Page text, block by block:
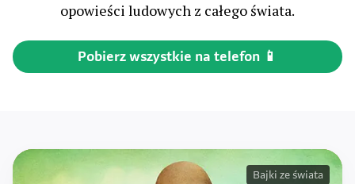
opowieści ludowych z całego świata.
Pobierz wszystkie na telefon 📱
Bajki ze świata